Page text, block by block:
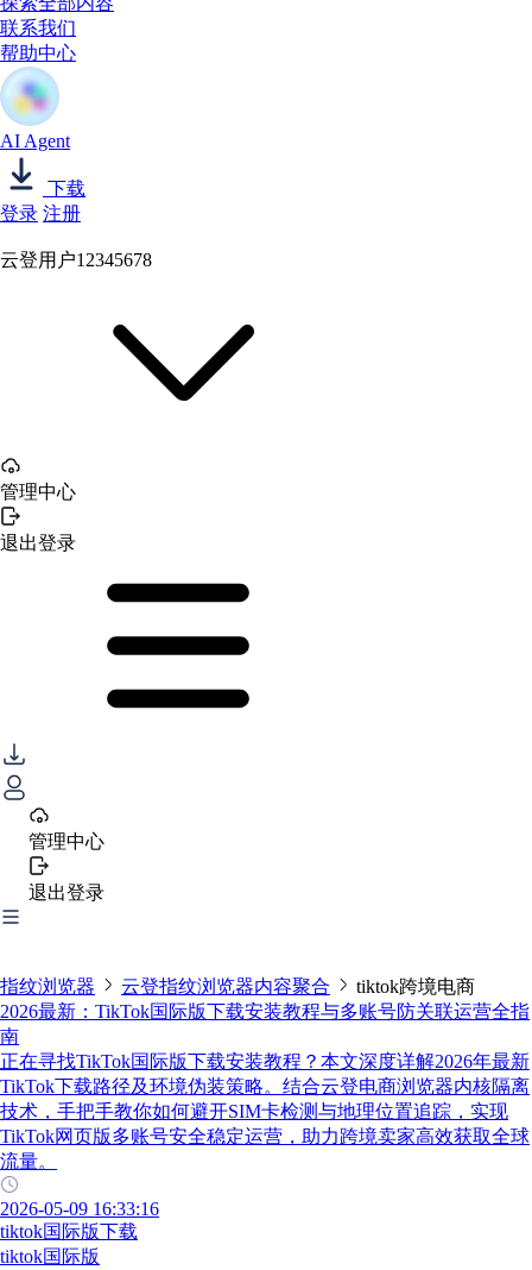
联系我们
帮助中心
AI Agent
下载
登录 注册
云登用户12345678
管理中心
退出登录
管理中心
退出登录
指纹浏览器 云登指纹浏览器内容聚合
tiktok跨境电商
2026最新：TikTok国际版下载安装教程与多账号防关联运营全指
南
正在寻找TikTok国际版下载安装教程？本文深度详解2026年最新
TikTok下载路径及环境伪装策略。结合云登电商浏览器内核隔离
技术，手把手教你如何避开SIM卡检测与地理位置追踪，实现
TikTok网页版多账号安全稳定运营，助力跨境卖家高效获取全球
流量。
2026-05-09 16:33:16
tiktok国际版下载
tiktok国际版